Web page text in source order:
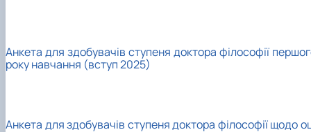
Анкета для здобувачів ступеня доктора філософії
року навчання (вступ 2025)
Анкета для здобувачів ступеня доктора філософії щодо